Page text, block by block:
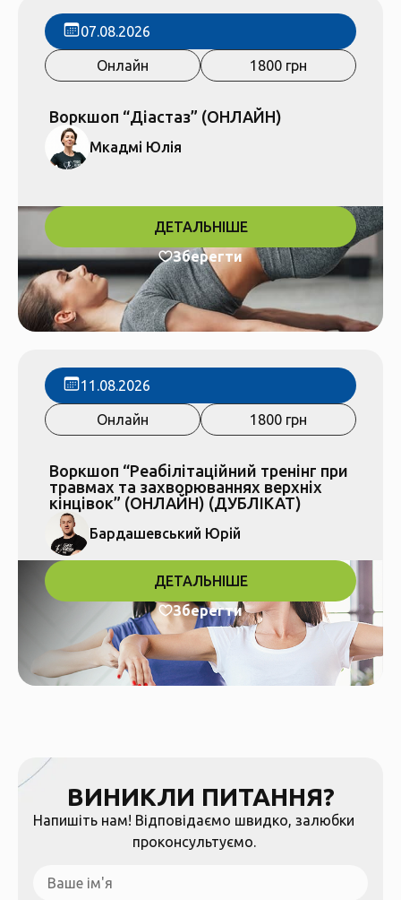
07.08.2026
Онлайн 1800 грн
Воркшоп “Діастаз” (ОНЛАЙН)
Мкадмі Юлія
ДЕТАЛЬНІШЕ
Зберегти
11.08.2026
Онлайн 1800 грн
Воркшоп “Реабілітаційний тренінг при
травмах та захворюваннях верхніх
кінцівок” (ОНЛАЙН) (ДУБЛІКАТ)
Бардашевський Юрій
ДЕТАЛЬНІШЕ
Зберегти
ВИНИКЛИ ПИТАННЯ?
Напишіть нам! Відповідаємо швидко, залюбки
проконсультуємо.